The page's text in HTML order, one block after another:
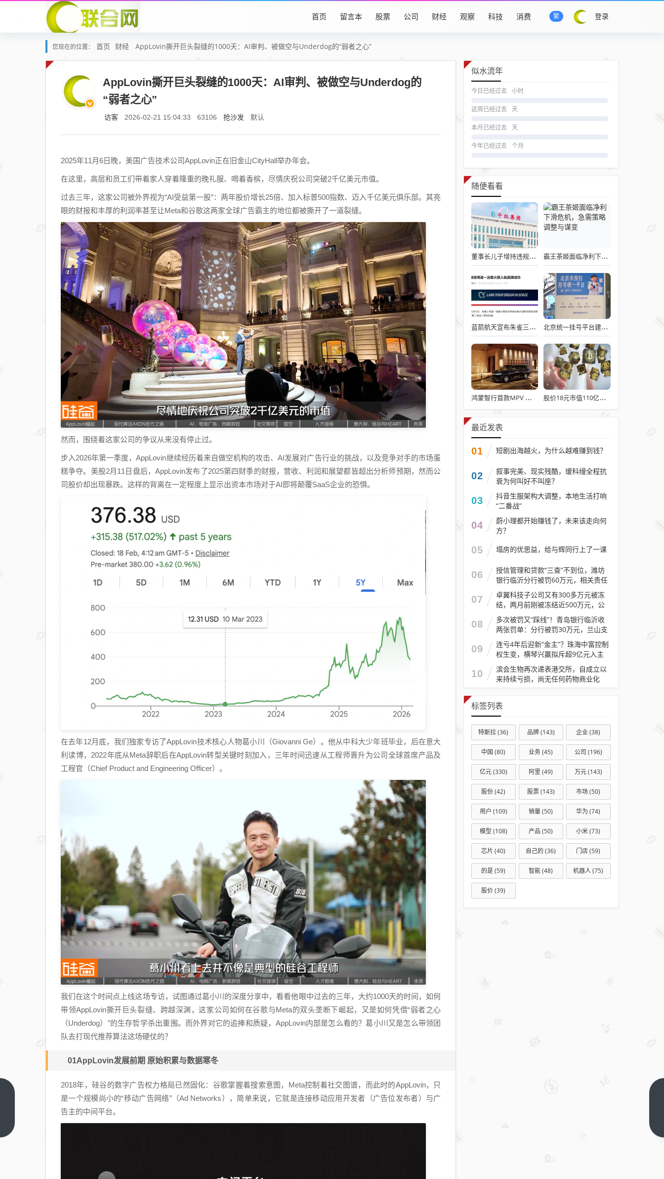
登录
繁
首页 留言本 股票 公司 财经 观察 科技 消费
您现在的位置： 首页 财经 AppLovin撕开巨头裂缝的1000天：AI审判、被做空与Underdog的“弱者之心”
AppLovin撕开巨头裂缝的1000天：AI审判、被做空与Underdog的
“弱者之心”
访客 2026-02-21 15:04:33 63106 抢沙发 默认
2025年11月6日晚，美国广告技术公司AppLovin正在旧金山CityHall举办年会。
在这里，高层和员工们带着家人穿着隆重的晚礼服、喝着香槟，尽情庆祝公司突破2千亿美元市值。
过去三年，这家公司被外界视为“AI受益第一股”：两年股价增长25倍、加入标普500指数、迈入千亿美元俱乐部。其亮
眼的财报和丰厚的利润率甚至让Meta和谷歌这两家全球广告霸主的地位都被撕开了一道裂缝。
然而，围绕着这家公司的争议从来没有停止过。
步入2026年第一季度，AppLovin继续经历着来自做空机构的攻击、AI发展对广告行业的挑战，以及竞争对手的市场蛋
糕争夺。美股2月11日盘后，AppLovin发布了2025第四财季的财报，营收、利润和展望都皆超出分析师预期，然而公
司股价却出现暴跌。这样的背离在一定程度上显示出资本市场对于AI即将颠覆SaaS企业的恐惧。
在去年12月底，我们独家专访了AppLovin技术核心人物葛小川（Giovanni Ge）。他从中科大少年班毕业，后在意大
利读博，2022年底从Meta辞职后在AppLovin转型关键时刻加入，三年时间迅速从工程师晋升为公司全球首席产品及
工程官（Chief Product and Engineering Officer）。
我们在这个时间点上线这场专访，试图通过葛小川的深度分享中，看看他眼中过去的三年，大约1000天的时间，如何
带领AppLovin撕开巨头裂缝、跨越深渊，这家公司如何在谷歌与Meta的双头垄断下崛起，又是如何凭借“弱者之心
（Underdog）”的生存哲学杀出重围。而外界对它的追捧和质疑，AppLovin内部是怎么看的？葛小川又是怎么带领团
队去打现代推荐算法这场硬仗的？
01AppLovin发展前期 原始积累与数据寒冬
2018年，硅谷的数字广告权力格局已然固化：谷歌掌握着搜索意图，Meta控制着社交图谱，而此时的AppLovin，只
是一个规模尚小的“移动广告网络”（Ad Networks），简单来说，它就是连接移动应用开发者（广告位发布者）与广
告主的中间平台。
似水流年
今日已经过去 小时
这周已经过去 天
本月已经过去 天
今年已经过去 个月
随便看看
董事长儿子增持违规被罚！千红制药市值128亿，半年净赚2.58亿却踩雷信托5年 霸王茶姬面临净利下滑危机，急需策略调整与谋变
蓝箭航天宣布朱雀三号成功入轨，技术突破五大项，深入排查回收失败原因 北京统一挂号平台建成！覆盖近300家二三甲医院号源
鸿蒙智行首款MPV 智界V9电池信息曝光：WLTC最远续航223km 股价18元市值110亿，城地香江却被查出连续7季财报失真
最近发表
01 短剧出海越火，为什么越难赚到钱？
02
叙事完美、现实残酷，瑷科缦全程抗
衰为何叫好不叫座？
03
抖音生服架构大调整，本地生活打响
“二番战”
04
蔚小理都开始赚钱了，未来该走向何
方？
05 塌房的优思益，给与辉同行上了一课
06
授信管理和贷款“三查”不到位，潍坊
银行临沂分行被罚60万元，相关责任
人被警告
07
卓翼科技子公司又有300多万元被冻
结，两月前刚被冻结近500万元，公
司去年预计亏损至少2.1亿元
08
多次被罚又“踩线”！青岛银行临沂收
两张罚单：分行被罚30万元，兰山支
行被罚30万元
09
连亏4年后迎新“金主”？珠海中富控制
权生变，横琴兴赢拟斥超9亿元入主
10
滨会生物再次递表港交所，自成立以
来持续亏损，尚无任何药物商业化
标签列表
特斯拉(36) 品牌(143) 企业(38)
中国 (80) 业务(45) 公司 (196)
亿元(330) 阿里 (49) 万元(143)
股份(42) 股票(143) 市场(50)
用户 (109) 销量(50) 华为 (74)
模型 (108) 产品 (50) 小米(73)
芯片 (40) 自己的 (36) 门店(59)
的是(59) 智能(48) 机器人(75)
股价(39)